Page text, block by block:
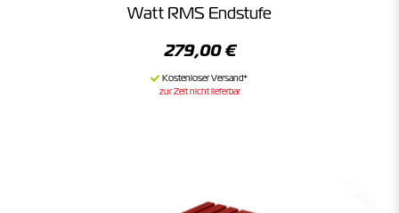
Watt RMS Endstufe
279,00 €
zur Zeit nicht lieferbar